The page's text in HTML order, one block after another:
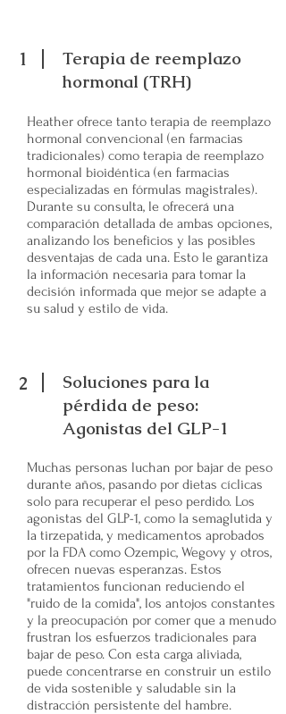
1
Terapia de reemplazo
hormonal (TRH)
Heather ofrece tanto terapia de reemplazo
hormonal convencional (en farmacias
tradicionales) como terapia de reemplazo
hormonal bioidéntica (en farmacias
especializadas en fórmulas magistrales).
Durante su consulta, le ofrecerá una
comparación detallada de ambas opciones,
analizando los beneficios y las posibles
desventajas de cada una. Esto le garantiza
la información necesaria para tomar la
decisión informada que mejor se adapte a
su salud y estilo de vida.
2
Soluciones para la
pérdida de peso:
Agonistas del GLP-1
Muchas personas luchan por bajar de peso
durante años, pasando por dietas cíclicas
solo para recuperar el peso perdido. Los
agonistas del GLP-1, como la semaglutida y
la tirzepatida, y medicamentos aprobados
por la FDA como Ozempic, Wegovy y otros,
ofrecen nuevas esperanzas. Estos
tratamientos funcionan reduciendo el
"ruido de la comida", los antojos constantes
y la preocupación por comer que a menudo
frustran los esfuerzos tradicionales para
bajar de peso. Con esta carga aliviada,
puede concentrarse en construir un estilo
de vida sostenible y saludable sin la
distracción persistente del hambre.